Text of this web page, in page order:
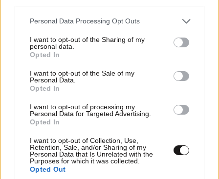
Please note that this website/app uses one or more Google
not limited to your visit or usage behaviour. You may click to
grant or deny consent to Google and its third-party tags to
use your data for below specified purposes in below Google
consent section.
Personal Data Processing Opt Outs
I want to opt-out of the Sharing of my
personal data.
Opted In
I want to opt-out of the Sale of my
Personal Data.
Opted In
I want to opt-out of processing my
Personal Data for Targeted Advertising.
Opted In
I want to opt-out of Collection, Use,
Retention, Sale, and/or Sharing of my
Personal Data that Is Unrelated with the
Purposes for which it was collected.
Opted Out